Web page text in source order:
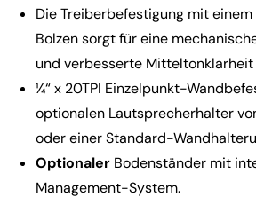
Die Treiberbefestigung mit
Bolzen sorgt für eine
und verbesserte Mitteltonklarheit
¼“ x 20TPI Einzelpunkt-
optionalen Lautsprecherhalter
oder einer Standard-
Optionaler Bodenständer mit
Management-System.